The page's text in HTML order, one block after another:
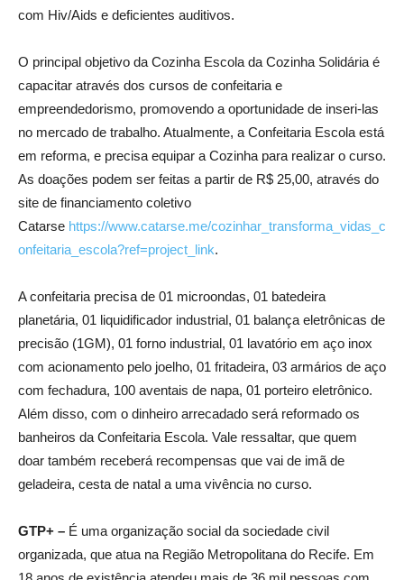
com Hiv/Aids e deficientes auditivos.
O principal objetivo da Cozinha Escola da Cozinha Solidária é
capacitar através dos cursos de confeitaria e
empreendedorismo, promovendo a oportunidade de inseri-las
no mercado de trabalho. Atualmente, a Confeitaria Escola está
em reforma, e precisa equipar a Cozinha para realizar o curso.
As doações podem ser feitas a partir de R$ 25,00, através do
site de financiamento coletivo
Catarse https://www.catarse.me/cozinhar_transforma_vidas_c
onfeitaria_escola?ref=project_link.
A confeitaria precisa de 01 microondas, 01 batedeira
planetária, 01 liquidificador industrial, 01 balança eletrônicas de
precisão (1GM), 01 forno industrial, 01 lavatório em aço inox
com acionamento pelo joelho, 01 fritadeira, 03 armários de aço
com fechadura, 100 aventais de napa, 01 porteiro eletrônico.
Além disso, com o dinheiro arrecadado será reformado os
banheiros da Confeitaria Escola. Vale ressaltar, que quem
doar também receberá recompensas que vai de imã de
geladeira, cesta de natal a uma vivência no curso.
GTP+ – É uma organização social da sociedade civil
organizada, que atua na Região Metropolitana do Recife. Em